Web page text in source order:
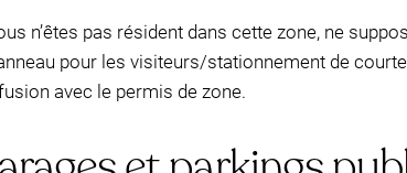
n’êtes pas résident dans cette zone, ne
pour les visiteurs/stationnement de
avec le permis de zone.